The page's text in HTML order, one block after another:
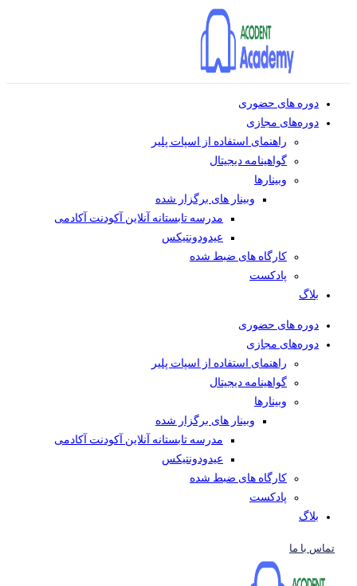
دوره های حضوری
دوره‌های مجازی
راهنمای استفاده از اسپات پلیر
گواهینامه دیجیتال
وبینار‌ها
وبینار های برگزار شده
مدرسه تابستانه آنلاین آکودنت آکادمی
عیدودونتیکس
کارگاه های ضبط شده
پادکست
بلاگ
دوره های حضوری
دوره‌های مجازی
راهنمای استفاده از اسپات پلیر
گواهینامه دیجیتال
وبینار‌ها
وبینار های برگزار شده
مدرسه تابستانه آنلاین آکودنت آکادمی
عیدودونتیکس
کارگاه های ضبط شده
پادکست
بلاگ
تماس با ما